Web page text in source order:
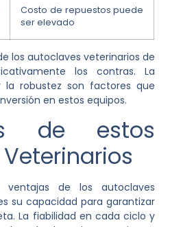
Costo de repuestos puede
ser elevado
los autoclaves veterinarios de
los contras. La
la robustez son factores que
en estos equipos.
de estos
ventajas de los autoclaves
su capacidad para garantizar
La fiabilidad en cada ciclo y